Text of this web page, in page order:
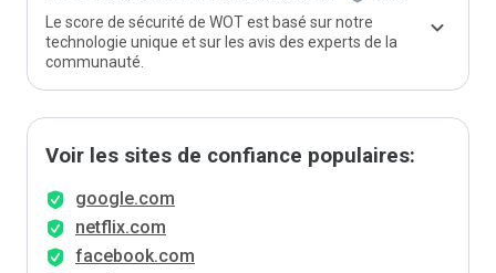
Le score de sécurité de WOT est basé sur notre
technologie unique et sur les avis des experts de la
communauté.
Voir les sites de confiance populaires:
google.com
netflix.com
facebook.com